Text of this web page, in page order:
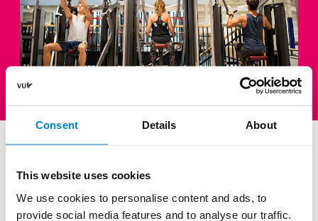
Consent Details About
This website uses cookies
We use cookies to personalise content and ads, to
provide social media features and to analyse our traffic.
nieuwe oefeningen, voor iedereen die niet precies weet hoe te
zelf aangeven welke spiergroepen je wilt trainen en de